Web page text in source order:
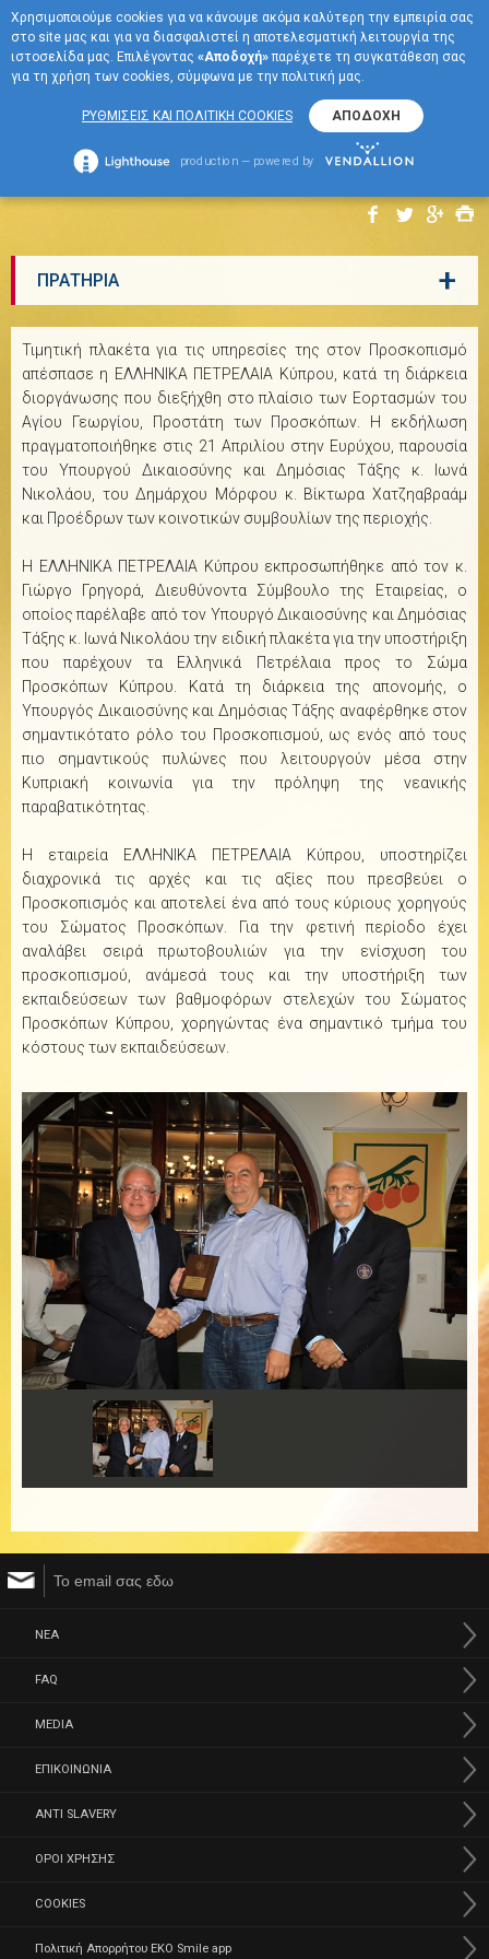
ΜΕΝΟΥ
EN
Τιμητική πλακέτα στην
ΕΚΟ για τις υπηρεσίες της
στον Προσκοπισμό
ΠΡΑΤΗΡΙΑ +
Τιμητική πλακέτα για τις υπηρεσίες της στον Προσκοπισμό
απέσπασε η ΕΛΛΗΝΙΚΑ ΠΕΤΡΕΛΑΙΑ Κύπρου, κατά τη διάρκεια
διοργάνωσης που διεξήχθη στο πλαίσιο των Εορτασμών του
Αγίου Γεωργίου, Προστάτη των Προσκόπων. Η εκδήλωση
πραγματοποιήθηκε στις 21 Απριλίου στην Ευρύχου, παρουσία
του Υπουργού Δικαιοσύνης και Δημόσιας Τάξης κ. Ιωνά
Νικολάου, του Δημάρχου Μόρφου κ. Βίκτωρα Χατζηαβραάμ
και Προέδρων των κοινοτικών συμβουλίων της περιοχής.
Η ΕΛΛΗΝΙΚΑ ΠΕΤΡΕΛΑΙΑ Κύπρου εκπροσωπήθηκε από τον κ.
Γιώργο Γρηγορά, Διευθύνοντα Σύμβουλο της Εταιρείας, ο
οποίος παρέλαβε από τον Υπουργό Δικαιοσύνης και Δημόσιας
Τάξης κ. Ιωνά Νικολάου την ειδική πλακέτα για την υποστήριξη
που παρέχουν τα Ελληνικά Πετρέλαια προς το Σώμα
Προσκόπων Κύπρου. Κατά τη διάρκεια της απονομής, ο
Υπουργός Δικαιοσύνης και Δημόσιας Τάξης αναφέρθηκε στον
σημαντικότατο ρόλο του Προσκοπισμού, ως ενός από τους
πιο σημαντικούς πυλώνες που λειτουργούν μέσα στην
Κυπριακή κοινωνία για την πρόληψη της νεανικής
παραβατικότητας.
Η εταιρεία ΕΛΛΗΝΙΚΑ ΠΕΤΡΕΛΑΙΑ Κύπρου, υποστηρίζει
διαχρονικά τις αρχές και τις αξίες που πρεσβεύει ο
Προσκοπισμός και αποτελεί ένα από τους κύριους χορηγούς
του Σώματος Προσκόπων. Για την φετινή περίοδο έχει
αναλάβει σειρά πρωτοβουλιών για την ενίσχυση του
προσκοπισμού, ανάμεσά τους και την υποστήριξη των
εκπαιδεύσεων των βαθμοφόρων στελεχών του Σώματος
Προσκόπων Κύπρου, χορηγώντας ένα σημαντικό τμήμα του
κόστους των εκπαιδεύσεων.
Χρησιμοποιούμε cookies για να κάνουμε ακόμα καλύτερη την εμπειρία σας
στο site μας και για να διασφαλιστεί η αποτελεσματική λειτουργία της
ιστοσελίδα μας. Επιλέγοντας «Αποδοχή»παρέχετε τη συγκατάθεση σας
για τη χρήση των cookies, σύμφωνα με την πολιτική μας.
ΡΥΘΜΙΣΕΙΣ ΚΑΙ ΠΟΛΙΤΙΚΗ COOKIES ΑΠΟΔΟΧΗ
production — powered by